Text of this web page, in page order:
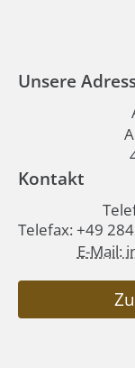
Unsere
Kontakt
Telefax: +49
E-Mail: